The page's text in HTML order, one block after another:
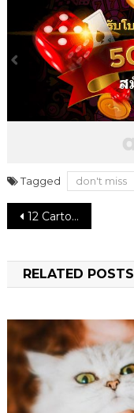
Tagged don't miss
Post
12 Cartoons Your Mom Shouldn’t Let You Watch When You Were Young
RELATED POSTS